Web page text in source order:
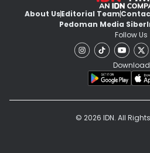
About UsEditorial Team
Pedoman Media Siber
Follow Us
Download
© 2026 IDN. All